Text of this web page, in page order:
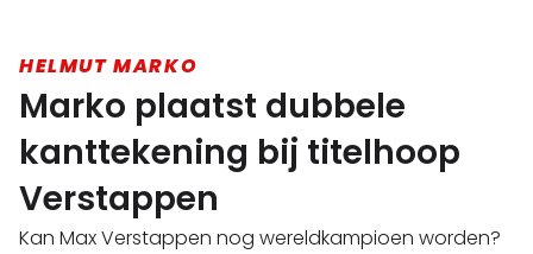
HELMUT MARKO
Marko plaatst dubbele
kanttekening bij titelhoop
Verstappen
Kan Max Verstappen nog wereldkampioen worden?